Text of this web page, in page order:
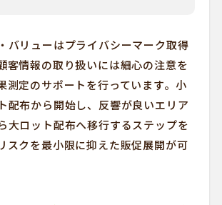
バリューはプライバシーマーク取得
客情報の取り扱いには細心の注意を
測定のサポートを行っています。小
配布から開始し、反響が良いエリア
大ロット配布へ移行するステップを
スクを最小限に抑えた販促展開が可